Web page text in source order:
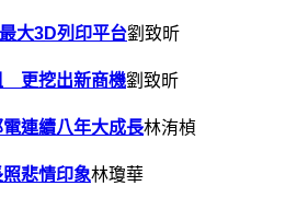
大3D列印平台劉致昕
更挖出新商機劉致昕
連續八年大成長林洧楨
悲情印象林瓊華